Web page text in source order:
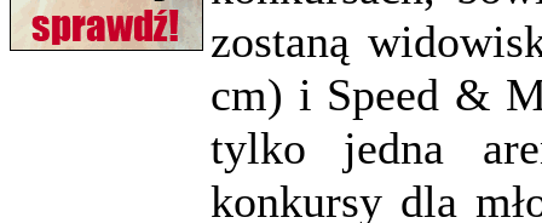
zostaną
cm) i Speed &
tylko jedna
konkursy dla